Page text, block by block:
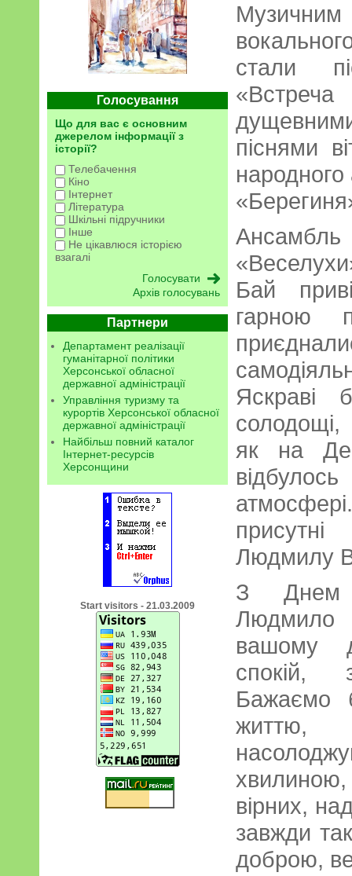
Голосування
Що для вас є основним
джерелом інформації з
історії?
Телебачення
Кіно
Інтернет
Література
Шкільні підручники
Інше
Не цікавлюся історією
взагалі
Архів голосувань
Партнери
Департамент реалізації
гуманітарної політики
Херсонської обласної
державної адміністрації
Управління туризму та
курортів Херсонської обласної
державної адміністрації
Найбільш повний каталог
Інтернет-ресурсів
Херсонщини
Start visitors - 21.03.2009
Музичним
стали
піснями
народного
Бай
гарною
Яскраві
як на
Людмилу
З Днем
Людмило
вашому
спокій,
Бажаємо
вірних,
завжди
доброю,